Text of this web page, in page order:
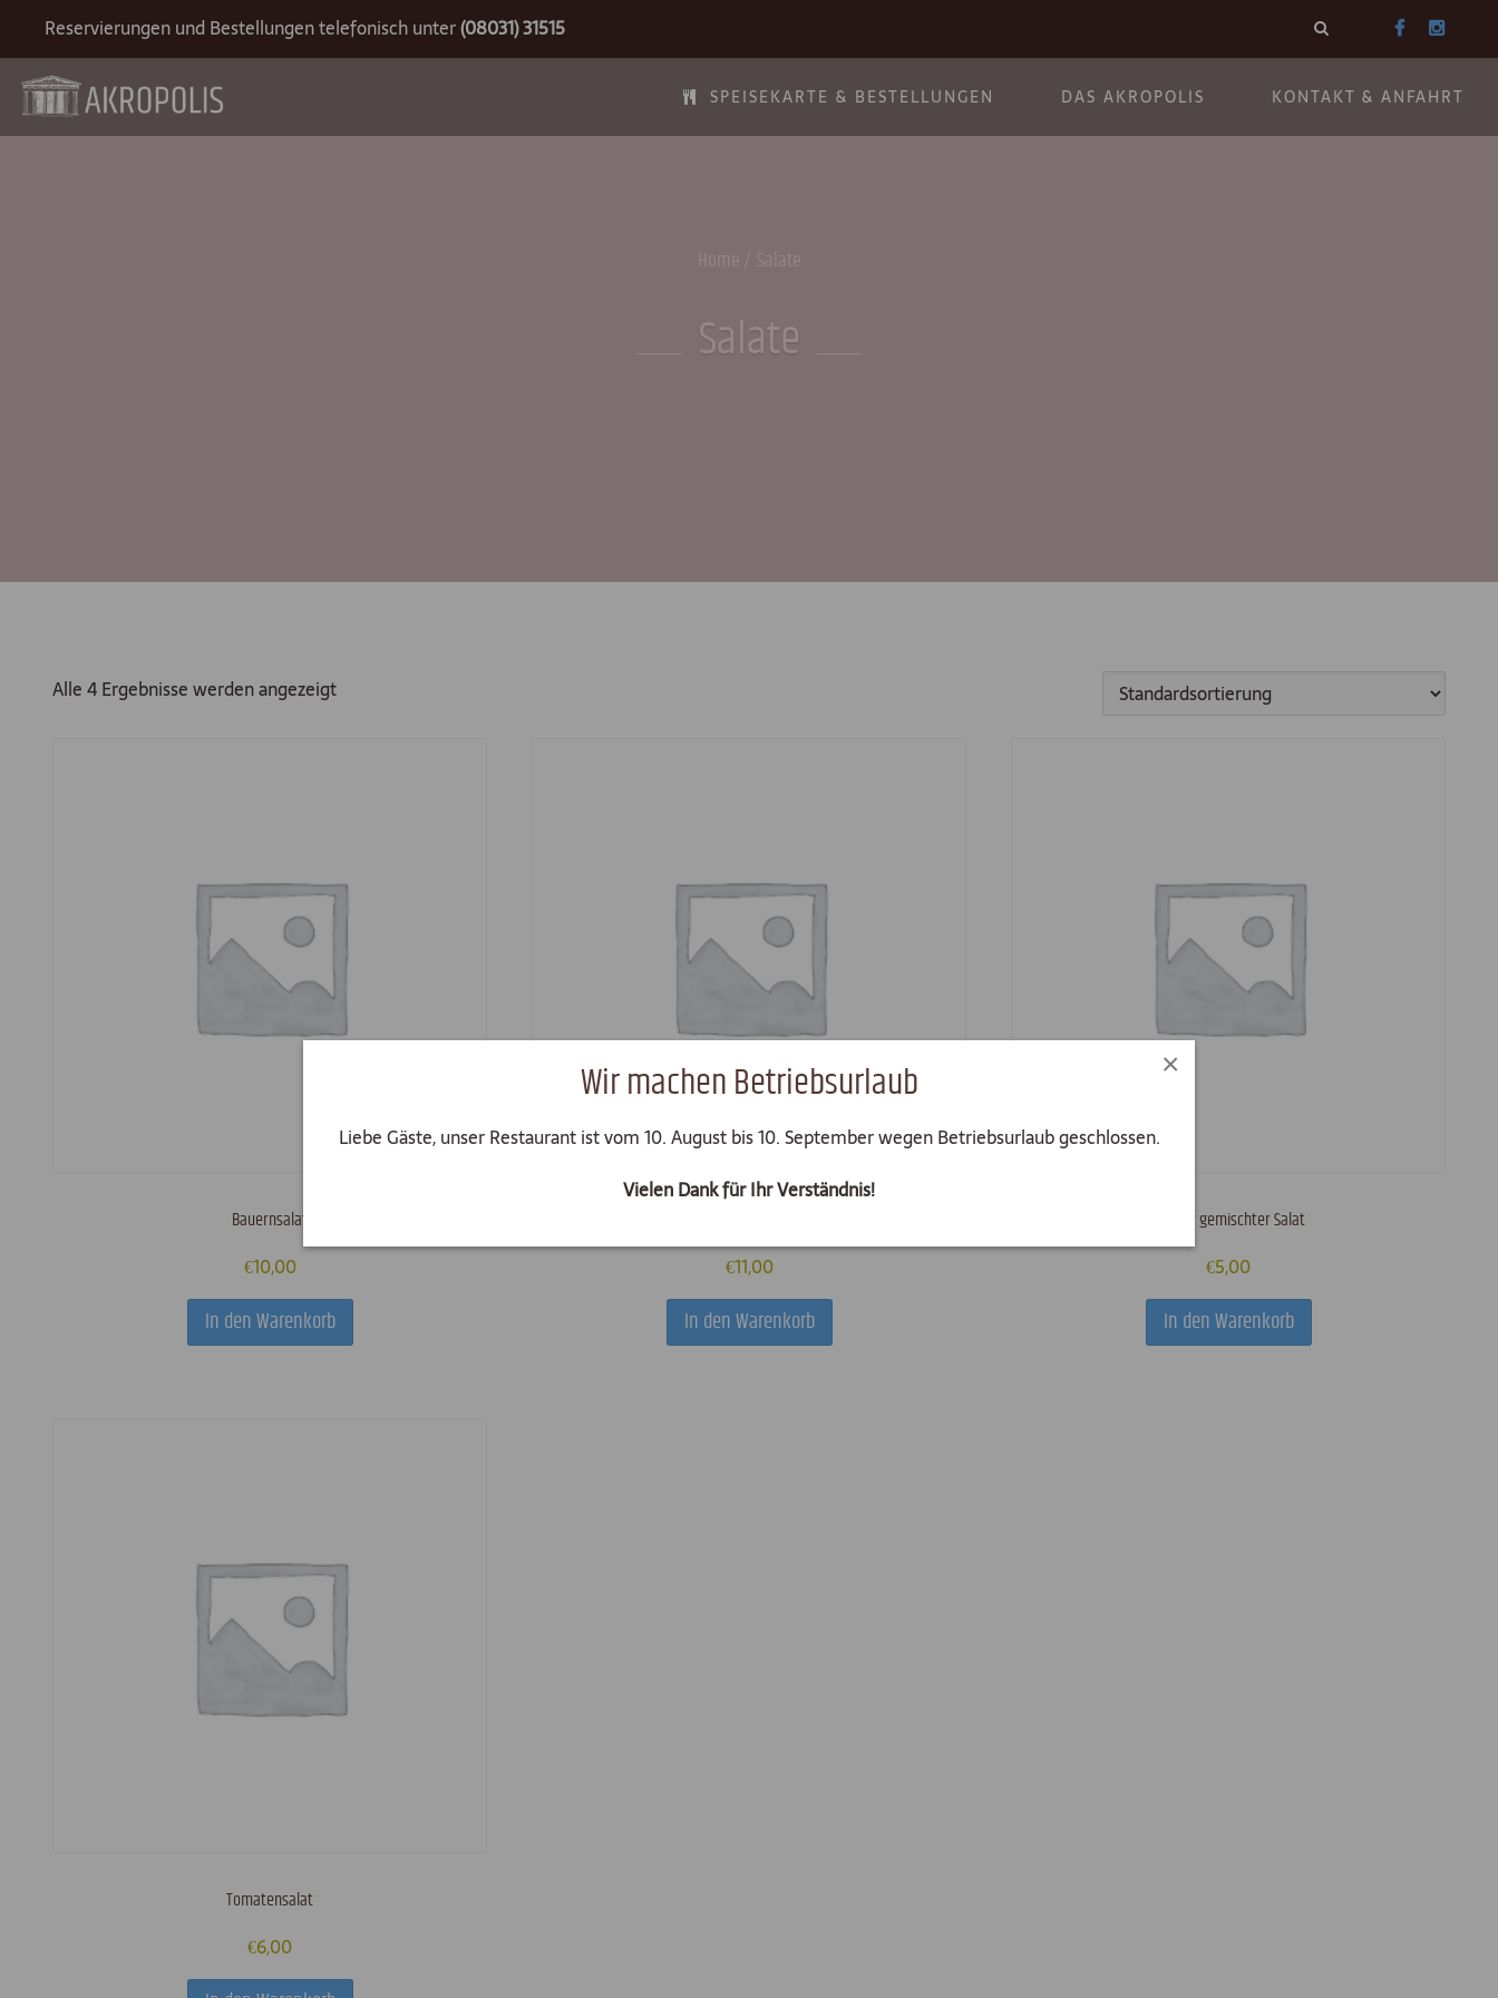
Wir machen Betriebsurlaub
Liebe Gäste, unser Restaurant ist vom 10. August bis 10. September wegen Betriebsurlaub geschlossen.
Vielen Dank für Ihr Verständnis!
×
Reservierungen und Bestellungen telefonisch unter(08031) 31515
SPEISEKARTE & BESTELLUNGEN DAS AKROPOLIS KONTAKT & ANFAHRT
Home Salate
Salate
Alle 4 Ergebnisse werden angezeigt
Bauernsalat
€10,00
In den Warenkorb
€11,00
In den Warenkorb
Kleiner gemischter Salat
€5,00
In den Warenkorb
Tomatensalat
€6,00